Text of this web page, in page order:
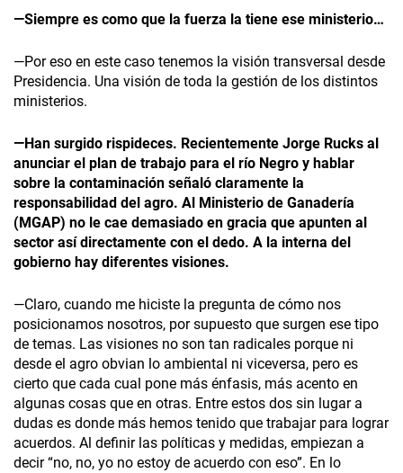
—Siempre es como que la fuerza la tiene ese ministerio…
—Por eso en este caso tenemos la visión transversal desde
Presidencia. Una visión de toda la gestión de los distintos
ministerios.
—Han surgido rispideces. Recientemente Jorge Rucks al
anunciar el plan de trabajo para el río Negro y hablar
sobre la contaminación señaló claramente la
responsabilidad del agro. Al Ministerio de Ganadería
(MGAP) no le cae demasiado en gracia que apunten al
sector así directamente con el dedo. A la interna del
gobierno hay diferentes visiones.
—Claro, cuando me hiciste la pregunta de cómo nos
posicionamos nosotros, por supuesto que surgen ese tipo
de temas. Las visiones no son tan radicales porque ni
desde el agro obvian lo ambiental ni viceversa, pero es
cierto que cada cual pone más énfasis, más acento en
algunas cosas que en otras. Entre estos dos sin lugar a
dudas es donde más hemos tenido que trabajar para lograr
acuerdos. Al definir las políticas y medidas, empiezan a
decir “no, no, yo no estoy de acuerdo con eso”. En lo